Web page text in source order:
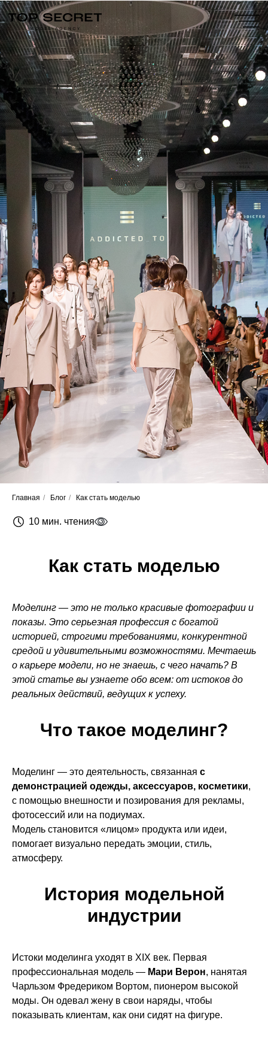
Главная / Блог / Как стать моделью
10 мин. чтения
Как стать моделью
Моделинг — это не только красивые фотографии и
показы. Это серьезная профессия с богатой
историей, строгими требованиями, конкурентной
средой и удивительными возможностями. Мечтаешь
о карьере модели, но не знаешь, с чего начать? В
этой статье вы узнаете обо всем: от истоков до
реальных действий, ведущих к успеху.
Что такое моделинг?
Моделинг — это деятельность, связанная с
демонстрацией одежды, аксессуаров, косметики,
с помощью внешности и позирования для рекламы,
фотосессий или на подиумах.
Модель становится «лицом» продукта или идеи,
помогает визуально передать эмоции, стиль,
атмосферу.
История модельной
индустрии
Истоки моделинга уходят в XIX век. Первая
профессиональная модель — Мари Верон, нанятая
Чарльзом Фредериком Вортом, пионером высокой
моды. Он одевал жену в свои наряды, чтобы
показывать клиентам, как они сидят на фигуре.